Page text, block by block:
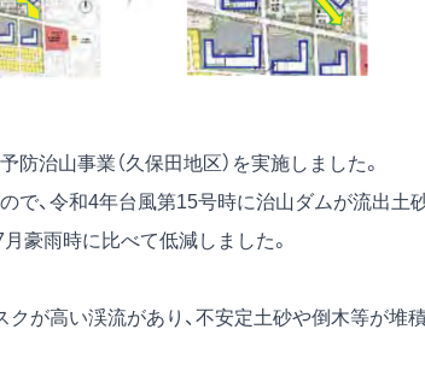
治山事業（久保田地区）を実施しました。
で、令和4年台風第15号時に治山ダムが流出土
豪雨時に比べて低減しました。
が高い渓流があり、不安定土砂や倒木等が堆